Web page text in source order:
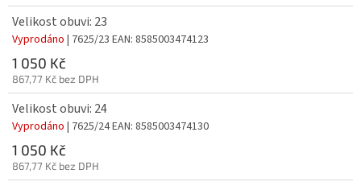
Velikost obuvi: 23
Vyprodáno | 7625/23 EAN: 8585003474123
1 050 Kč
867,77 Kč bez DPH
Velikost obuvi: 24
Vyprodáno | 7625/24EAN: 8585003474130
1 050 Kč
867,77 Kč bez DPH